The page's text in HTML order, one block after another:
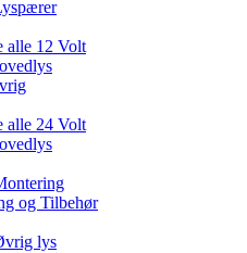
alle 12 Volt
alle 24 Volt
og Tilbehør
lys